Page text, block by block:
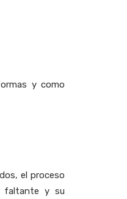
y como
el proceso
faltante y su